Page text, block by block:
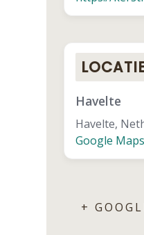
Havelte
Havelte,
Google Maps
+